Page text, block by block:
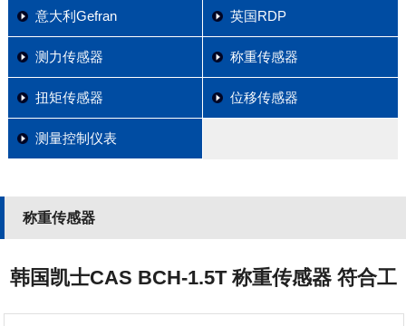
意大利Gefran 英国RDP
测力传感器 称重传感器
扭矩传感器 位移传感器
测量控制仪表
称重传感器
韩国凯士CAS BCH-1.5T 称重传感器 符合工